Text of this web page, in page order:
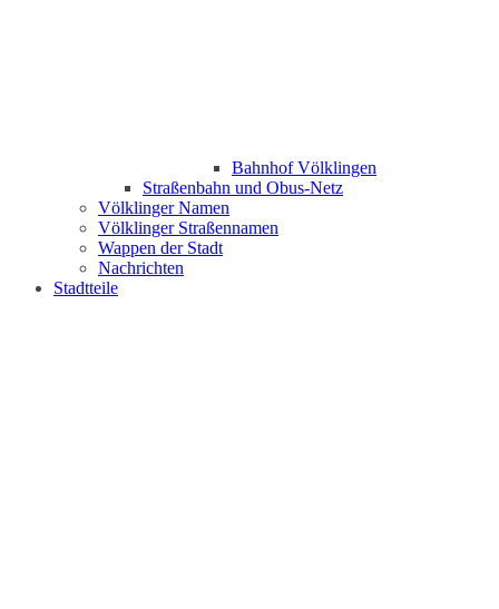
Bahnhof Völklingen
Straßenbahn und Obus-Netz
Völklinger Namen
Völklinger Straßennamen
Wappen der Stadt
Nachrichten
Stadtteile